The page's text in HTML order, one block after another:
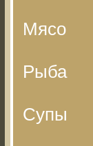
Мясо
Рыба
Супы